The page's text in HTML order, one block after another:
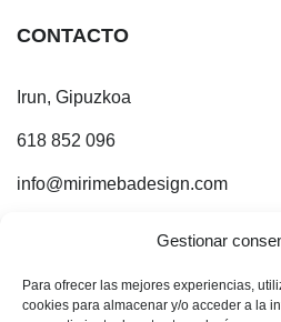
Gestionar
Para ofrecer las mejores experiencias,
cookies para almacenar y/o acceder a la
CONTACTO
Irun, Gipuzkoa
618 852 096
info@mirimebadesign.com
¡ESTOY EN INTERNET!
Sígueme en: